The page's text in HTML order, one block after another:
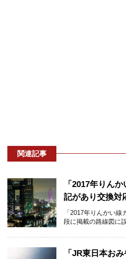
関連記事
「2017年りん
記があり交換対
「2017年りんかい
段に掲載の路線図に
「JR東日本お